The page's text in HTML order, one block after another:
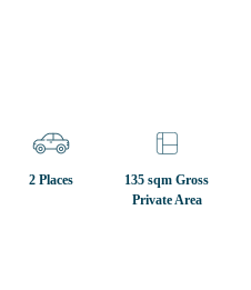
2 Places
135 sqm Gross
Private Area